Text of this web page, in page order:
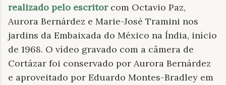
realizado pelo escritorcom Octavio Paz,
Aurora Bernárdez e Marie-José Tramini nos
jardins da Embaixada do México na Índia, início
de 1968. O vídeo gravado com a câmera de
Cortázar foi conservado por Aurora Bernárdez
e aproveitado por Eduardo Montes-Bradley em